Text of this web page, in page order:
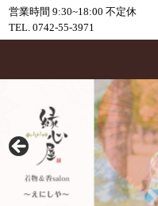
営業時間 9:30~18:00 不定休
TEL. 0742-55-3971